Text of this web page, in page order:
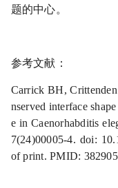
题的中心。
参考文献：
Carrick BH,
nserved interface
e in Caenorhabditis
7(24)00005-4. doi:
of print. PMID: